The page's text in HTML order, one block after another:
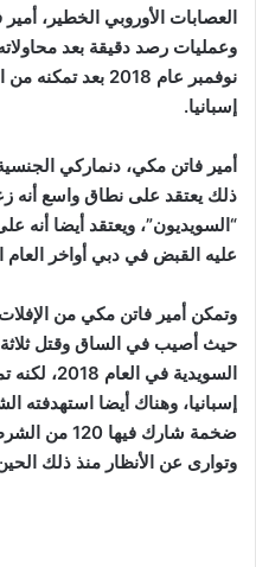
العصابات الأوروبي الخطير،
وعمليات رصد دقيقة بعد
نوفمبر عام 2018
إسبانيا.
ذلك يعتقد على نطاق واسع أنه
“السويديون”، ويعتقد أيضا أنه
عليه القبض في دبي أواخر
وتمكن أمير فاتن مكي من
حيث أصيب في الساق وقتل ثلاثة
السويدية
ضخمة شارك
وتوارى عن الأنظار منذ ذلك